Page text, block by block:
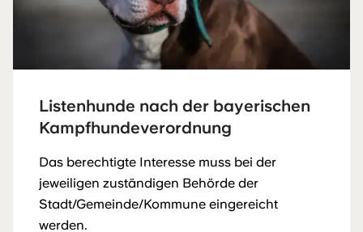
Listenhunde nach der bayerischen
Kampfhundeverordnung
Das berechtigte Interesse muss bei der
jeweiligen zuständigen Behörde der
Stadt/Gemeinde/Kommune eingereicht
werden.